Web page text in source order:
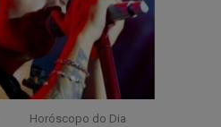
Horóscopo do Dia